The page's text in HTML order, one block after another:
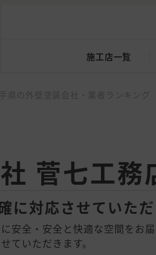
施工店一覧
菅七工務
に対応させていただ
安全・安全と快適な空間をお
ていただきます。